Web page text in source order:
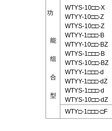
功
能
组
合
型
WTYS-10□□-X
WTYY-10□□-Z
WTYS-10□□-Z
WTYY-1□□□-B
WTYY-10□□-BZ
WTYS-1□□□-B
WTYS-10□□-BZ
WTYY-1□□□-d
WTYY-1□□□-dZ
WTYS-1□□□-d
WTYS-10□□-dZ
WTY□-1□□□-□F